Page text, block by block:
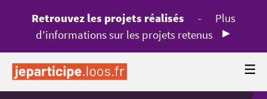
Retrouvez les projets réalisés -
Plus
d'informations sur les projets retenus